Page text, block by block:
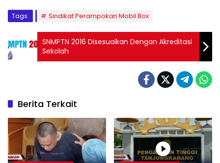
Tags: Sindikat Perampokan Mobil Box
SNMPTN 2016 Disesuaikan Dengan Akreditasi
Sekolah
Berita Terkait